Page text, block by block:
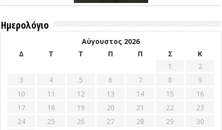
Ημερολόγιο
Αύγουστος 2026
Δ
Τ Τ Π Π Σ
Κ
1
2
3
4 5 6 7 8
9
10
11 12 13 14 15
16
17
18 19 20 21 22
23
24
25 26 27 28 29
30